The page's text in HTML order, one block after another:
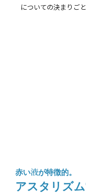
についての決まりご
赤い液が特徴的。
アスタリズ